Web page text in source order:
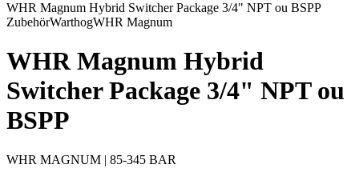
WHR Magnum Hybrid Switcher Package 3/4" NPT ou BSPP
ZubehörWarthogWHR Magnum
WHR Magnum Hybrid
Switcher Package 3/4" NPT ou
BSPP
WHR MAGNUM | 85-345 BAR